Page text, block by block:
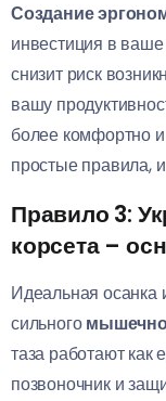
Создание
инвестиция в ваше
снизит риск
вашу
более комфортно и
простые правила,
Правило 3:
корсета –
Идеальная осанка
сильного
таза работают как
позвоночник и